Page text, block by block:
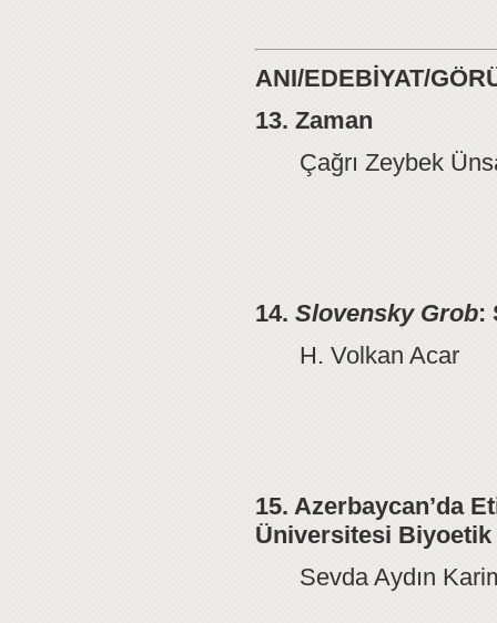
ANI/EDEBİYAT/
13. Zaman
Çağrı Zeybek
14. Slovensky Grob:
H. Volkan Acar
15. Azerbaycan’da
Üniversitesi Biyoetik
Sevda Aydın